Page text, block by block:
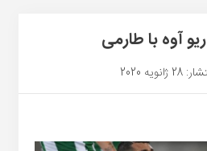
آوه با طارمی
2020